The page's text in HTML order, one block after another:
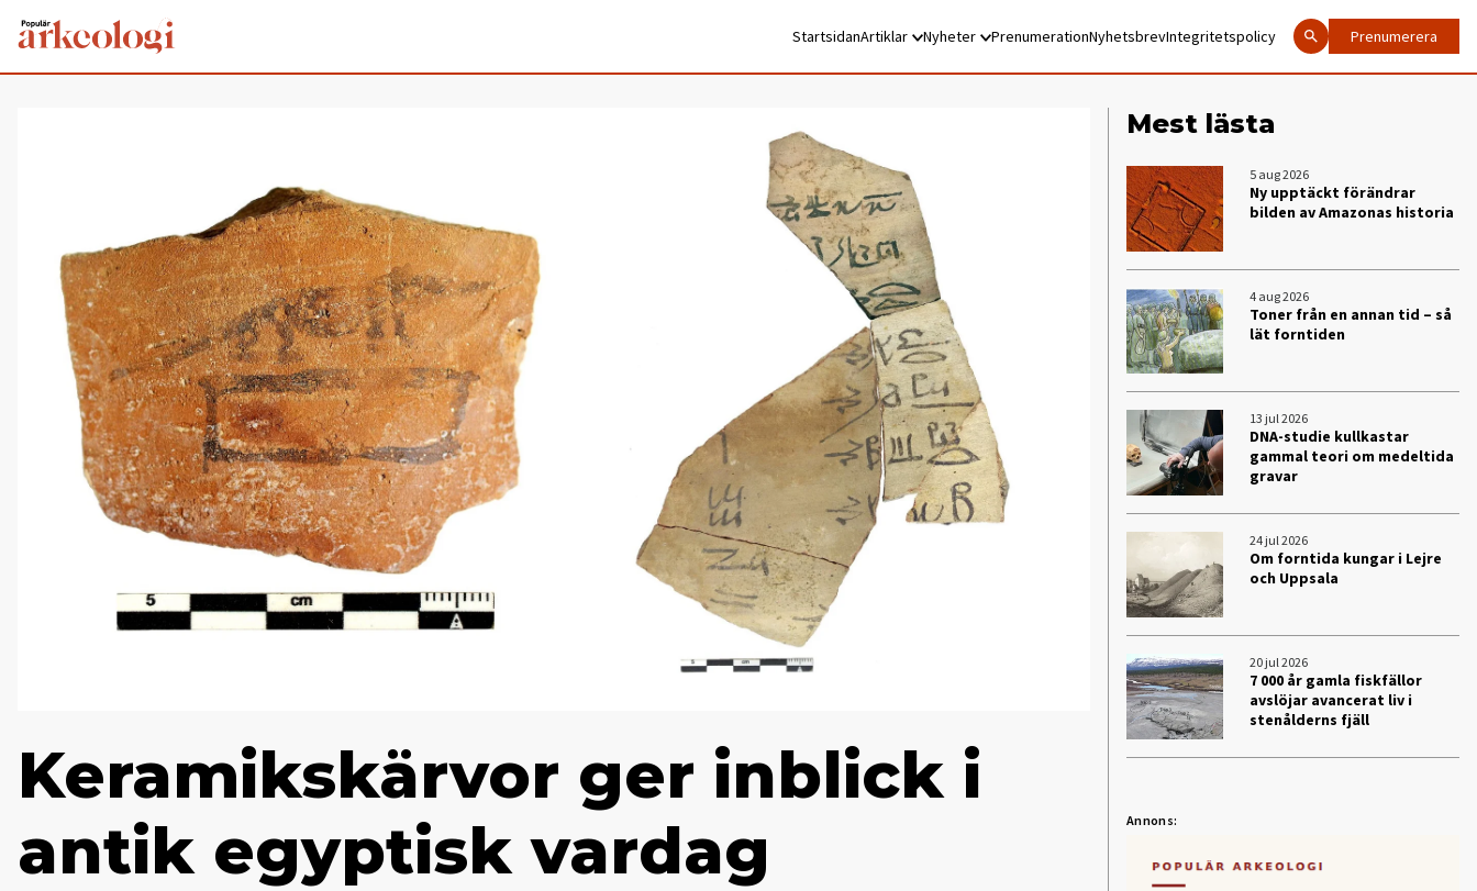
StartsidanArtiklar Nyheter PrenumerationNyhetsbrevIntegritetspolicy Prenumerera
Keramikskärvor ger inblick i
antik egyptisk vardag
Mest lästa
5 aug 2026
Ny upptäckt förändrar
bilden av Amazonas historia
4 aug 2026
Toner från en annan tid – så
lät forntiden
13 jul 2026
DNA-studie kullkastar
gammal teori om medeltida
gravar
24 jul 2026
Om forntida kungar i Lejre
och Uppsala
20 jul 2026
7 000 år gamla fiskfällor
avslöjar avancerat liv i
stenålderns fjäll
Annons: